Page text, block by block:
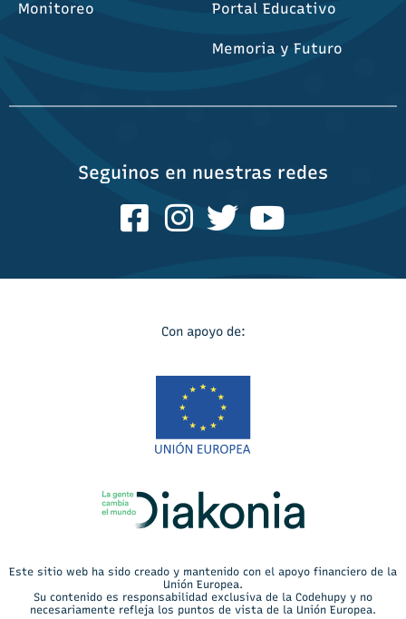
Monitoreo Portal Educativo
Memoria y Futuro
Seguinos en nuestras redes
Con apoyo de:
Este sitio web ha sido creado y mantenido con el apoyo financiero de la
Unión Europea.
Su contenido es responsabilidad exclusiva de la Codehupy y no
necesariamente refleja los puntos de vista de la Unión Europea.